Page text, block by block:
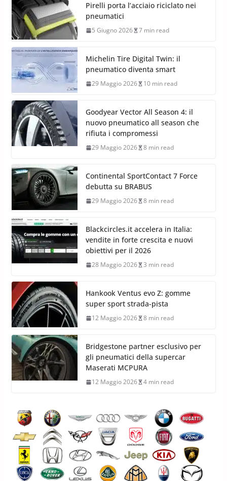
Pirelli porta l’acciaio riciclato nei
pneumatici
5 Giugno 2026 7 min read
Michelin Tire Digital Twin: il
pneumatico diventa smart
29 Maggio 2026 10 min read
Goodyear Vector All Season 4: il
nuovo pneumatico all season che
rifiuta i compromessi
29 Maggio 2026 8 min read
Continental SportContact 7 Force
debutta su BRABUS
29 Maggio 2026 8 min read
Blackcircles.it accelera in Italia:
vendite in forte crescita e nuovi
obiettivi per il 2026
28 Maggio 2026 3 min read
Hankook Ventus evo Z: gomme
super sport strada-pista
12 Maggio 2026 8 min read
Bridgestone partner esclusivo per
gli pneumatici della supercar
Maserati MCPURA
12 Maggio 2026 4 min read